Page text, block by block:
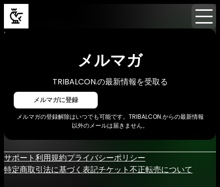
Home
メルマガ
TRIBALCON.の最新情報を受取る
メルマガに登録
メルマガの登録解除はいつでも可能です。TRIBALCON.からの最新情報
以外のメールは届きません。
サポート利用規約プライバシーポリシー
特定商取引法に基づく表記チケット不正転売について